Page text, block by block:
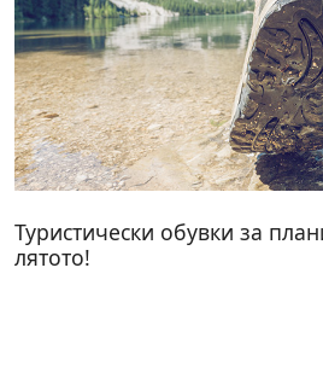
Туристически обувки за
лятото!